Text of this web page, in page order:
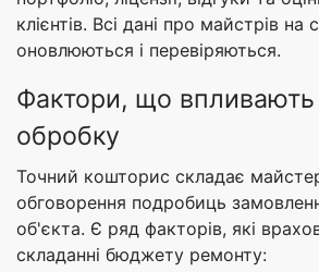
клієнтів. Всі дані про майстрів на
оновлюються і перевіряються.
Фактори, що впливають
обробку
Точний кошторис складає
обговорення подробиць
об'єкта. Є ряд факторів, які
складанні бюджету ремонту: